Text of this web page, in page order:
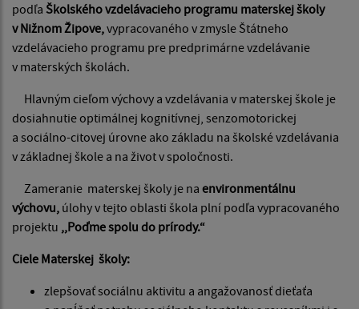
podľa Školského vzdelávacieho programu materskej školy
v Nižnom Žipove,vypracovaného v zmysle Štátneho
vzdelávacieho programu pre predprimárne vzdelávanie
v materských školách.
Hlavným cieľom výchovy a vzdelávania v materskej škole je
dosiahnutie optimálnej kognitívnej, senzomotorickej
a sociálno-citovej úrovne ako základu na školské vzdelávania
v základnej škole a na život v spoločnosti.
Zameranie materskej školy je na environmentálnu
výchovu, úlohy v tejto oblasti škola plní podľa vypracovaného
projektu ,,Poďme spolu do prírody.“
Ciele Materskej školy:
zlepšovať sociálnu aktivitu a angažovanosť dieťaťa